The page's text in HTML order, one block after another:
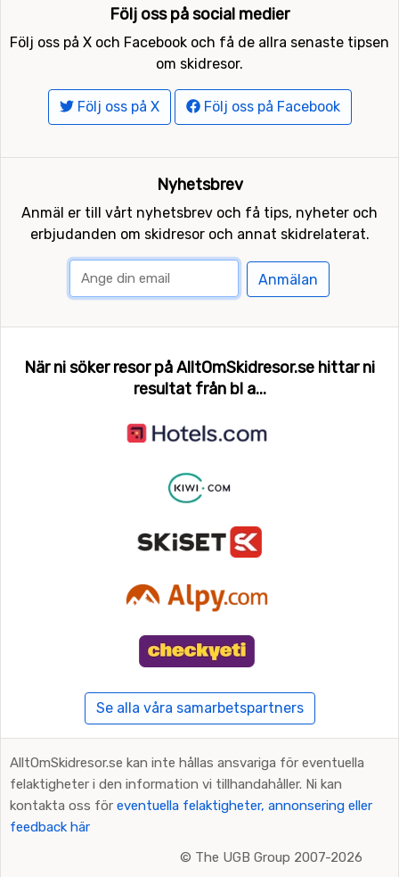
Följ oss på social medier
Följ oss på X och Facebook och få de allra senaste tipsen
om skidresor.
Följ oss på X Följ oss på Facebook
Nyhetsbrev
Anmäl er till vårt nyhetsbrev och få tips, nyheter och
erbjudanden om skidresor och annat skidrelaterat.
Anmälan
När ni söker resor på AlltOmSkidresor.se hittar ni
resultat från bl a...
Se alla våra samarbetspartners
AlltOmSkidresor.se kan inte hållas ansvariga för eventuella
felaktigheter i den information vi tillhandahåller. Ni kan
kontakta oss för eventuella felaktigheter, annonsering eller
feedback här
© The UGB Group 2007-2026